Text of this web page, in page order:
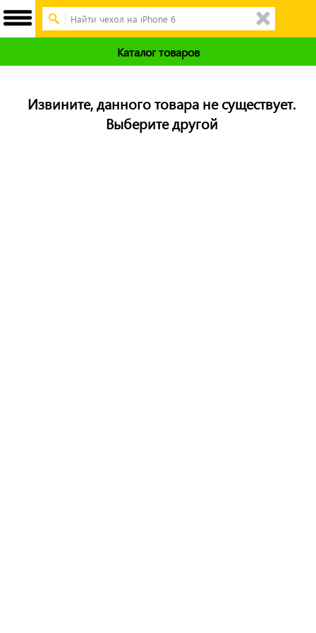
Каталог товаров
Извините, данного товара не существует.
Выберите другой